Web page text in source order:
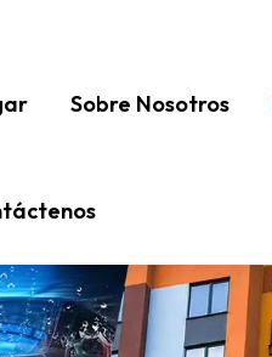
Sobre Nosotros